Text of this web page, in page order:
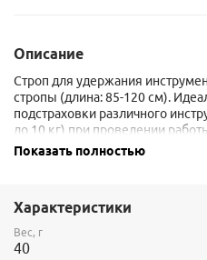
Описание
Строп для удержания
стропы (длина: 85-120 см).
подстраховки различного
до 10 кг) при проведении
Tooler никогда не должен
Показать полностью
Характеристики
Вес, г
40